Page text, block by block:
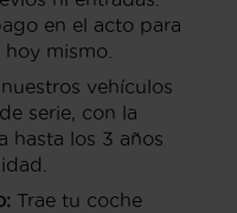
en el acto para
mismo.
vehículos
serie, con la
hasta los 3 años
Trae tu coche